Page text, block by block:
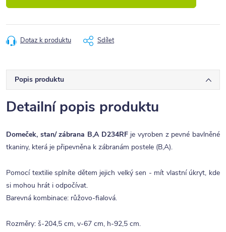
Dotaz k produktu Sdílet
Popis produktu
Detailní popis produktu
Domeček, stan/ zábrana B,A D234RFje vyroben z pevné bavlněné
tkaniny, která je připevněna k zábranám postele (B,A).
Pomocí textilie splníte dětem jejich velký sen - mít vlastní úkryt, kde
si mohou hrát i odpočívat.
Barevná kombinace: růžovo-fialová.
Rozměry: š-204,5 cm, v-67 cm, h-92,5 cm.